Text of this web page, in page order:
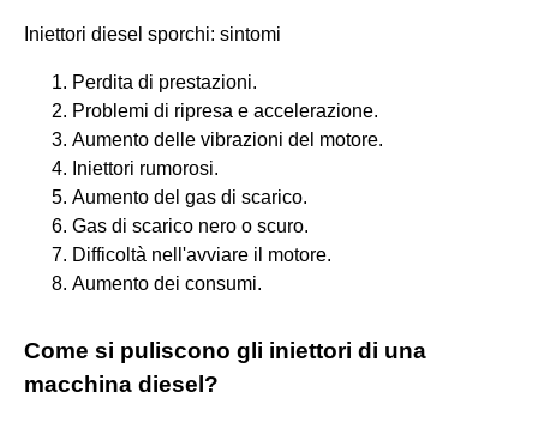
Iniettori diesel sporchi: sintomi
Perdita di prestazioni.
Problemi di ripresa e accelerazione.
Aumento delle vibrazioni del motore.
Iniettori rumorosi.
Aumento del gas di scarico.
Gas di scarico nero o scuro.
Difficoltà nell'avviare il motore.
Aumento dei consumi.
Come si puliscono gli iniettori di una
macchina diesel?